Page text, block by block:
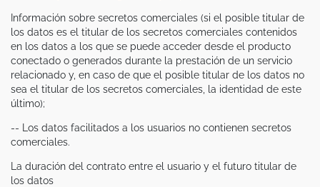
Información sobre secretos comerciales (si el posible titular de
los datos es el titular de los secretos comerciales contenidos
en los datos a los que se puede acceder desde el producto
conectado o generados durante la prestación de un servicio
relacionado y, en caso de que el posible titular de los datos no
sea el titular de los secretos comerciales, la identidad de este
último);
-- Los datos facilitados a los usuarios no contienen secretos
comerciales.
La duración del contrato entre el usuario y el futuro titular de
los datos